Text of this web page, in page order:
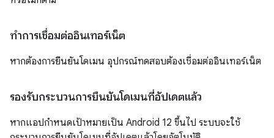
ทำการเชื่อมต่ออินเทอร์เน็ต
หากต้องการยืนยันโดเมน อุปกรณ์ทดสอบต้องเชื่อมต่ออินเทอร์เน็ต
รองรับกระบวนการยืนยันโดเมนที่อัปเดตแล้ว
หากแอปกำหนดเป้าหมายเป็น Android 12 ขึ้นไป ระบบจะใช้